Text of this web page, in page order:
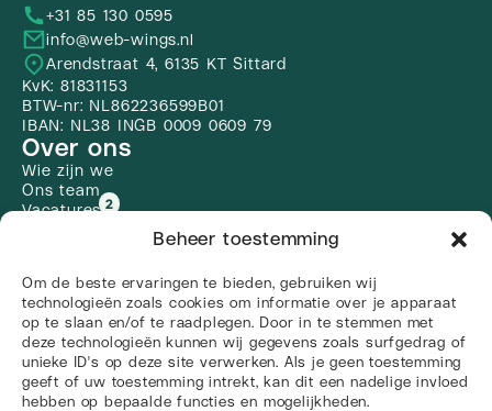
Beheer toestemming
Om de beste ervaringen te bieden, gebruiken wij
technologieën zoals cookies om informatie over je apparaat
op te slaan en/of te raadplegen. Door in te stemmen met
deze technologieën kunnen wij gegevens zoals surfgedrag of
unieke ID's op deze site verwerken. Als je geen toestemming
geeft of uw toestemming intrekt, kan dit een nadelige invloed
hebben op bepaalde functies en mogelijkheden.
+31 85 130 0595
info@web-wings.nl
Arendstraat 4, 6135 KT Sittard
KvK: 81831153
BTW-nr: NL862236599B01
IBAN: NL38 INGB 0009 0609 79
Over ons
Wie zijn we
Ons team
Vacatures 2
Veelgestelde vragen
Diensten
Branding
Webdesign
Vindbaarheid
Zoekmachine optimalisatie